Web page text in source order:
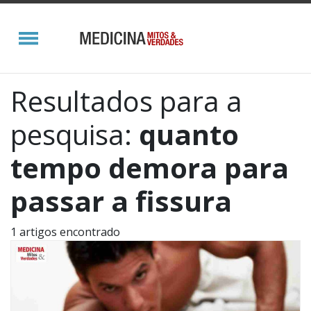
Resultados para a
pesquisa: quanto
tempo demora para
passar a fissura
1 artigos encontrado